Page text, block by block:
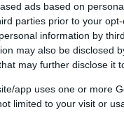
ads based on
parties prior to your
information by
may also be disclosed
may further disclose it
app uses one or more
limited to your visit or
VALENTINO 2022
Beauty tip: 3